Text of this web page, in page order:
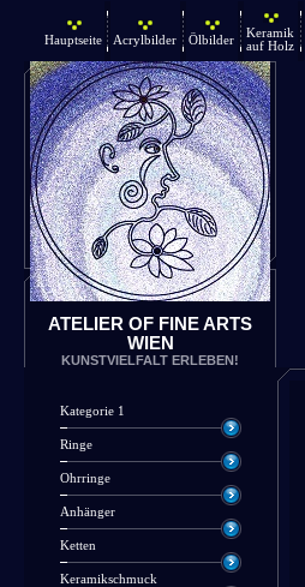
Hauptseite Acrylbilder Ölbilder
Keramik
auf Holz
ATELIER OF FINE ARTS
WIEN
KUNSTVIELFALT ERLEBEN!
Kategorie 1
Ringe
Ohrringe
Anhänger
Ketten
Keramikschmuck